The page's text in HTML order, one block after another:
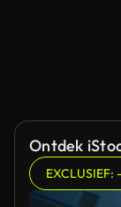
Ontdek
EXCLUSIEF: